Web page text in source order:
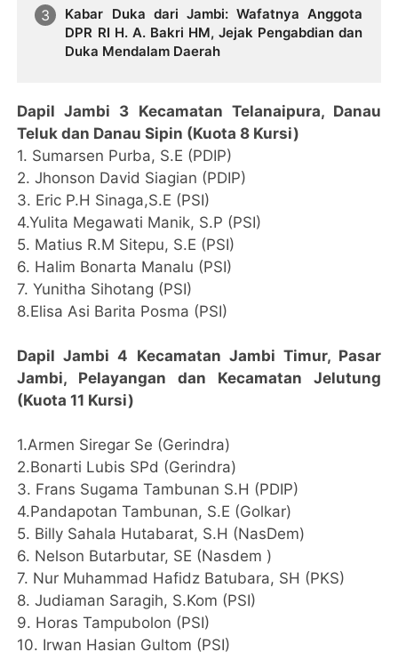
Kabar Duka dari Jambi: Wafatnya Anggota
DPR RI H. A. Bakri HM, Jejak Pengabdian dan
Duka Mendalam Daerah
Dapil Jambi 3 Kecamatan Telanaipura, Danau
Teluk dan Danau Sipin (Kuota 8 Kursi)
1. Sumarsen Purba, S.E (PDIP)
2. Jhonson David Siagian (PDIP)
3. Eric P.H Sinaga,S.E (PSI)
4.Yulita Megawati Manik, S.P (PSI)
5. Matius R.M Sitepu, S.E (PSI)
6. Halim Bonarta Manalu (PSI)
7. Yunitha Sihotang (PSI)
8.Elisa Asi Barita Posma (PSI)
Dapil Jambi 4 Kecamatan Jambi Timur, Pasar
Jambi, Pelayangan dan Kecamatan Jelutung
(Kuota 11 Kursi)
1.Armen Siregar Se (Gerindra)
2.Bonarti Lubis SPd (Gerindra)
3. Frans Sugama Tambunan S.H (PDIP)
4.Pandapotan Tambunan, S.E (Golkar)
5. Billy Sahala Hutabarat, S.H (NasDem)
6. Nelson Butarbutar, SE (Nasdem )
7. Nur Muhammad Hafidz Batubara, SH (PKS)
8. Judiaman Saragih, S.Kom (PSI)
9. Horas Tampubolon (PSI)
10. Irwan Hasian Gultom (PSI)